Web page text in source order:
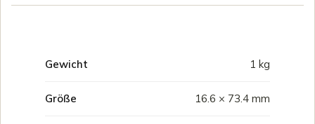
Gewicht 1 kg
Größe 16.6 × 73.4 mm